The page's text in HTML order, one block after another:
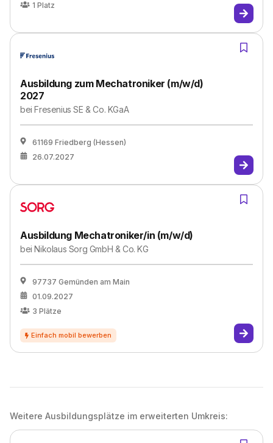
1 Platz
Ausbildung zum Mechatroniker (m/w/d)
2027
beiFresenius SE & Co. KGaA
61169 Friedberg (Hessen)
26.07.2027
Ausbildung Mechatroniker/in (m/w/d)
beiNikolaus Sorg GmbH & Co. KG
97737 Gemünden am Main
01.09.2027
3 Plätze
Weitere Ausbildungsplätze im erweiterten Umkreis: